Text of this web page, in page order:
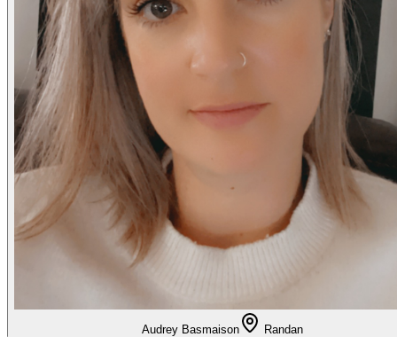
Audrey Basmaison Randan